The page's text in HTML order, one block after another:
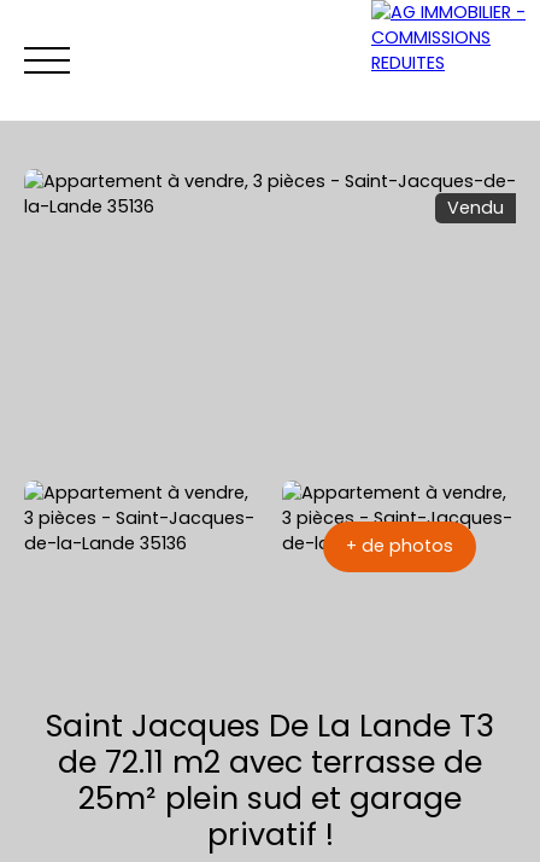
Vendu
+ de photos
Saint Jacques De La Lande T3
de 72.11 m2 avec terrasse de
25m² plein sud et garage
privatif !